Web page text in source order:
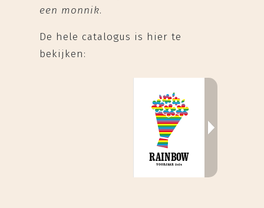
een monnik.
De hele catalogus is hier te
bekijken: